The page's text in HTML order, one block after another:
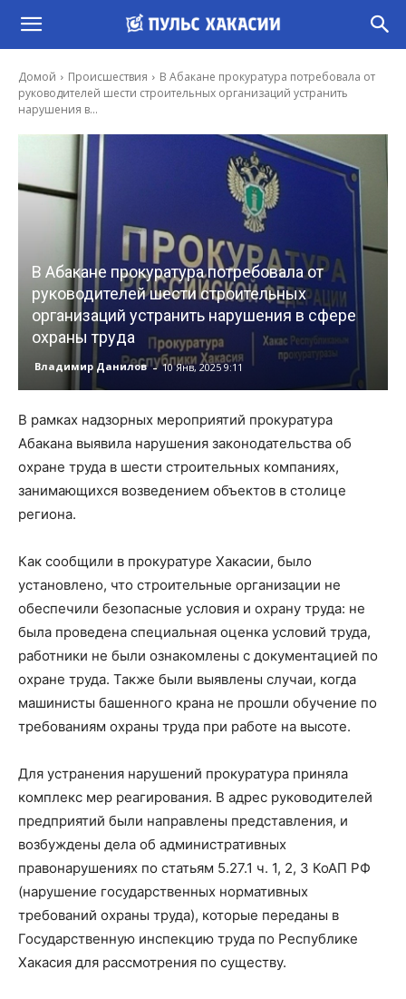
Домой Происшествия
В Абакане прокуратура потребовала от
руководителей шести строительных организаций устранить
нарушения в...
В Абакане прокуратура потребовала от
руководителей шести строительных
организаций устранить нарушения в сфере
охраны труда
Владимир Данилов - 10 Янв, 2025 9:11
В рамках надзорных мероприятий прокуратура
Абакана выявила нарушения законодательства об
охране труда в шести строительных компаниях,
занимающихся возведением объектов в столице
региона.
Как сообщили в прокуратуре Хакасии, было
установлено, что строительные организации не
обеспечили безопасные условия и охрану труда: не
была проведена специальная оценка условий труда,
работники не были ознакомлены с документацией по
охране труда. Также были выявлены случаи, когда
машинисты башенного крана не прошли обучение по
требованиям охраны труда при работе на высоте.
Для устранения нарушений прокуратура приняла
комплекс мер реагирования. В адрес руководителей
предприятий были направлены представления, и
возбуждены дела об административных
правонарушениях по статьям 5.27.1 ч. 1, 2, 3 КоАП РФ
(нарушение государственных нормативных
требований охраны труда), которые переданы в
Государственную инспекцию труда по Республике
Хакасия для рассмотрения по существу.